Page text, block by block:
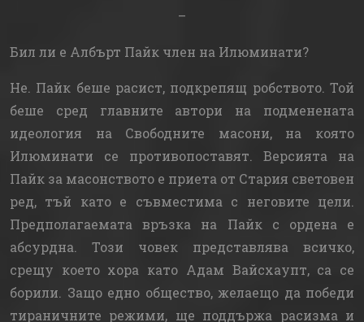
–
Бил ли е Албърт Пайк член на Илюминати?
Не. Пайк беше расист, подкрепящ робството. Той
беше сред главните автори на подменената
идеология на Свободните масони, на която
Илюминати се противопоставят. Версията на
Пайк за масонството е приета от Стария световен
ред, тъй като е съвместима с неговите цели.
Предполагаемата връзка на Пайк с ордена е
абсурдна. Този човек представлява всичко,
срещу което хора като Адам Вайсхаупт, са се
борили. Защо едно общество, желаещо да победи
тираничните режими, ще поддържа расизма и